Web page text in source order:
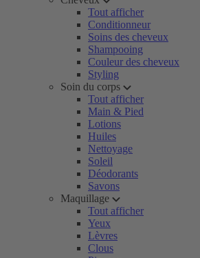
Tout afficher
Conditionneur
Soins des cheveux
Shampooing
Couleur des cheveux
Styling
Soin du corps
Tout afficher
Main & Pied
Lotions
Huiles
Nettoyage
Soleil
Déodorants
Savons
Maquillage
Tout afficher
Yeux
Lèvres
Clous